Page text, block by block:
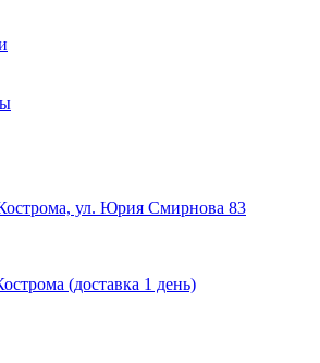
ул. Юрия Смирнова 83
(доставка 1 день)